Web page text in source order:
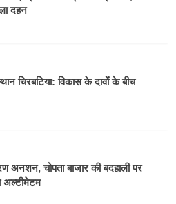
दहन
चिरबटिया: विकास के दावों के बीच
अनशन, चोपता बाजार की बदहाली पर
अल्टीमेटम